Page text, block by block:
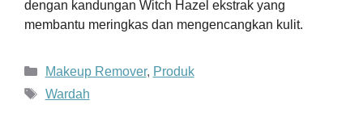
dengan kandungan Witch Hazel ekstrak yang
membantu meringkas dan mengencangkan kulit.
Kategori
Makeup Remover, Produk
Tag
Wardah